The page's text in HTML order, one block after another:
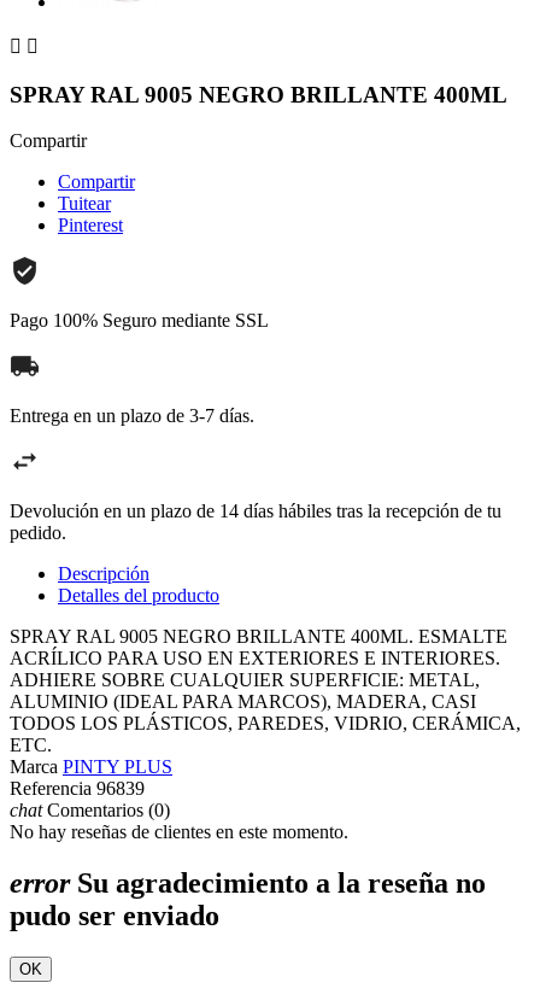
 
SPRAY RAL 9005 NEGRO BRILLANTE 400ML
Compartir
Compartir
Tuitear
Pinterest
Pago 100% Seguro mediante SSL
Entrega en un plazo de 3-7 días.
Devolución en un plazo de 14 días hábiles tras la recepción de tu
pedido.
Descripción
Detalles del producto
SPRAY RAL 9005 NEGRO BRILLANTE 400ML. ESMALTE
ACRÍLICO PARA USO EN EXTERIORES E INTERIORES.
ADHIERE SOBRE CUALQUIER SUPERFICIE: METAL,
ALUMINIO (IDEAL PARA MARCOS), MADERA, CASI
TODOS LOS PLÁSTICOS, PAREDES, VIDRIO, CERÁMICA,
ETC.
Marca PINTY PLUS
Referencia 96839
chatComentarios (0)
No hay reseñas de clientes en este momento.
errorSu agradecimiento a la reseña no
pudo ser enviado
OK